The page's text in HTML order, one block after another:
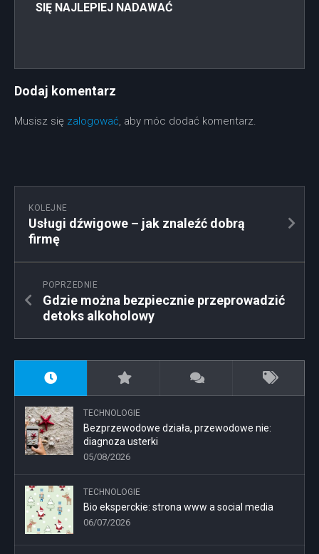
SIĘ NAJLEPIEJ NADAWAĆ
Dodaj komentarz
Musisz się zalogować, aby móc dodać komentarz.
KOLEJNE
Usługi dźwigowe – jak znaleźć dobrą
firmę
POPRZEDNIE
Gdzie można bezpiecznie przeprowadzić
detoks alkoholowy
TECHNOLOGIE
Bezprzewodowe działa, przewodowe nie:
diagnoza usterki
05/08/2026
TECHNOLOGIE
Bio eksperckie: strona www a social media
06/07/2026